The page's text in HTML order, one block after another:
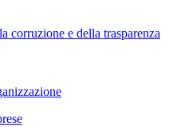
corruzione e della trasparenza